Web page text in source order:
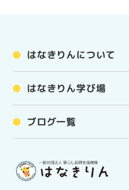
はなきりんについて
はなきりん学び場
ブログ一覧